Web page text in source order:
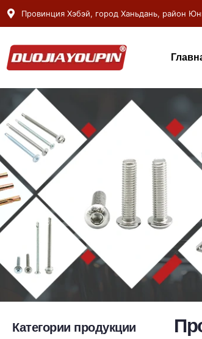
Провинция Хэбэй, город Ханьдань, район
Категории продукции